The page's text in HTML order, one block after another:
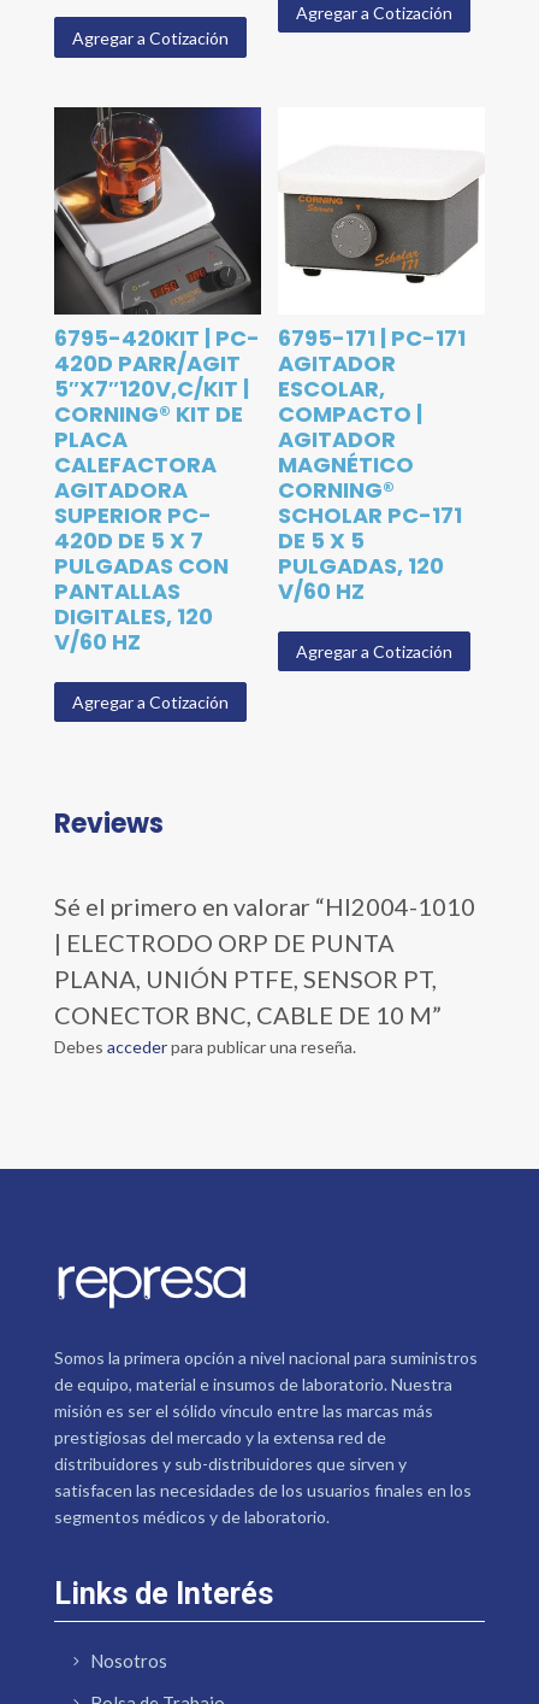
Agregar a Cotización
Agregar a Cotización
6795-420KIT | PC-
420D PARR/AGIT
5″X7″120V,C/KIT |
CORNING® KIT DE
PLACA
CALEFACTORA
AGITADORA
SUPERIOR PC-
420D DE 5 X 7
PULGADAS CON
PANTALLAS
DIGITALES, 120
V/60 HZ
Agregar a Cotización
6795-171 | PC-171
AGITADOR
ESCOLAR,
COMPACTO |
AGITADOR
MAGNÉTICO
CORNING®
SCHOLAR PC-171
DE 5 X 5
PULGADAS, 120
V/60 HZ
Agregar a Cotización
Reviews
Sé el primero en valorar “HI2004-1010
| ELECTRODO ORP DE PUNTA
PLANA, UNIÓN PTFE, SENSOR PT,
CONECTOR BNC, CABLE DE 10 M”
Debes accederpara publicar una reseña.
Somos la primera opción a nivel nacional para suministros
de equipo, material e insumos de laboratorio. Nuestra
misión es ser el sólido vínculo entre las marcas más
prestigiosas del mercado y la extensa red de
distribuidores y sub-distribuidores que sirven y
satisfacen las necesidades de los usuarios finales en los
segmentos médicos y de laboratorio.
Links de Interés
Nosotros